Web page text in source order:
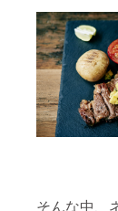
そんな中、